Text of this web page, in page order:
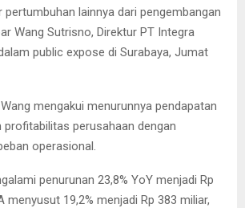
pertumbuhan lainnya dari pengembangan
Wang Sutrisno, Direktur PT Integra
public expose di Surabaya, Jumat
mengakui menurunnya pendapatan
profitabilitas perusahaan dengan
operasional.
penurunan 23,8% YoY menjadi Rp
menyusut 19,2% menjadi Rp 383 miliar,